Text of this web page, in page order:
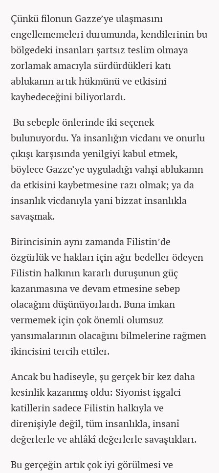
Çünkü filonun Gazze’ye ulaşmasını
engellememeleri durumunda, kendilerinin bu
bölgedeki insanları şartsız teslim olmaya
zorlamak amacıyla sürdürdükleri katı
ablukanın artık hükmünü ve etkisini
kaybedeceğini biliyorlardı.
Bu sebeple önlerinde iki seçenek
bulunuyordu. Ya insanlığın vicdanı ve onurlu
çıkışı karşısında yenilgiyi kabul etmek,
böylece Gazze’ye uyguladığı vahşi ablukanın
da etkisini kaybetmesine razı olmak; ya da
insanlık vicdanıyla yani bizzat insanlıkla
savaşmak.
Birincisinin aynı zamanda Filistin’de
özgürlük ve hakları için ağır bedeller ödeyen
Filistin halkının kararlı duruşunun güç
kazanmasına ve devam etmesine sebep
olacağını düşünüyorlardı. Buna imkan
vermemek için çok önemli olumsuz
yansımalarının olacağını bilmelerine rağmen
ikincisini tercih ettiler.
Ancak bu hadiseyle, şu gerçek bir kez daha
kesinlik kazanmış oldu: Siyonist işgalci
katillerin sadece Filistin halkıyla ve
direnişiyle değil, tüm insanlıkla, insanî
değerlerle ve ahlâkî değerlerle savaştıkları.
Bu gerçeğin artık çok iyi görülmesi ve